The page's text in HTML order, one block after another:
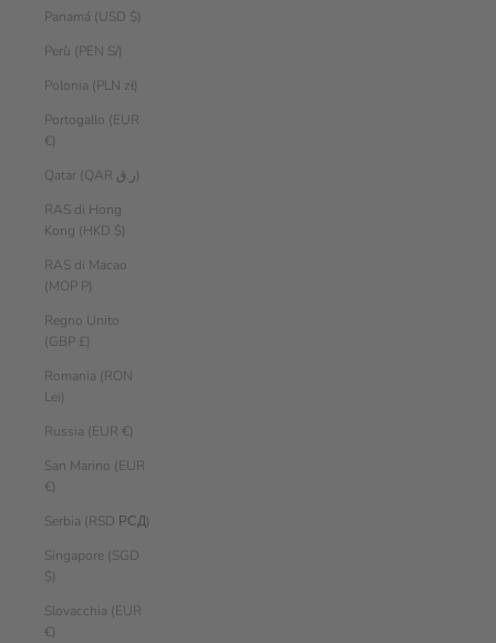
Panamá (USD $)
Perù (PEN S/)
Polonia (PLN zł)
Portogallo (EUR
€)
Qatar (QAR ر.ق)
RAS di Hong
Kong (HKD $)
RAS di Macao
(MOP P)
Regno Unito
(GBP £)
Romania (RON
Lei)
Russia (EUR €)
San Marino (EUR
€)
Serbia (RSD РСД)
Singapore (SGD
$)
Slovacchia (EUR
€)